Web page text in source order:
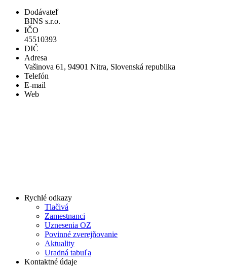
Dodávateľ
BINS s.r.o.
IČO
45510393
DIČ
Adresa
Vašinova 61, 94901 Nitra, Slovenská republika
Telefón
E-mail
Web
Rychlé odkazy
Tlačivá
Zamestnanci
Uznesenia OZ
Povinné zverejňovanie
Aktuality
Uradná tabuľa
Kontaktné údaje